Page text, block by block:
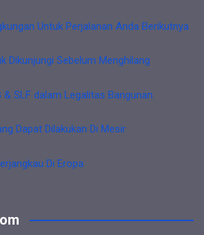
Untuk Perjalanan Anda Berikutnya
Dikunjungi Sebelum Menghilang
& SLF dalam Legalitas Bangunan
Dapat Dilakukan Di Mesir
Di Eropa